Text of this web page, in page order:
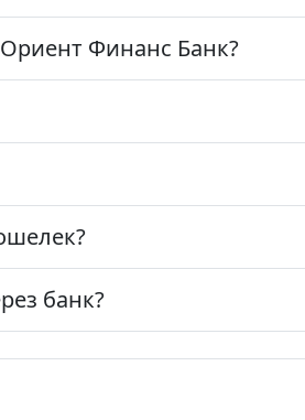
Финанс Банк?
банк?